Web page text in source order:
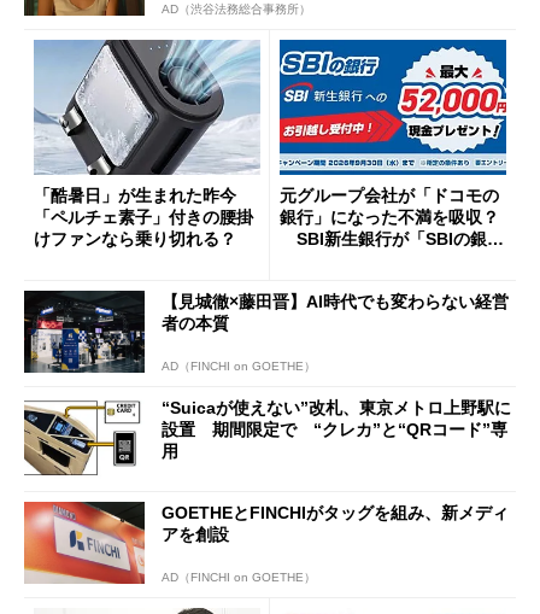
AD（渋谷法務総合事務所）
「酷暑日」が生まれた昨今
「ペルチェ素子」付きの腰掛
けファンなら乗り切れる？
元グループ会社が「ドコモの
銀行」になった不満を吸収？
SBI新生銀行が「SBIの銀
開催
【見城徹×藤田晋】AI時代でも変わらない経営
者の本質
AD（FINCHI on GOETHE）
“Suicaが使えない”改札、東京メトロ上野駅に
設置 期間限定で “クレカ”と“QRコード”専
用
GOETHEとFINCHIがタッグを組み、新メディ
アを創設
AD（FINCHI on GOETHE）